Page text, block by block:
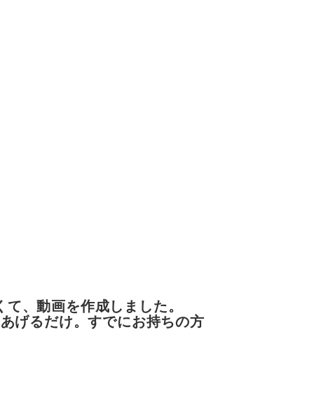
、動画を作成しました。
げるだけ。すでにお持ちの方